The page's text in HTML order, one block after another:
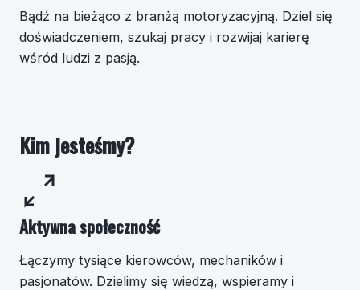
Bądź na bieżąco z branżą motoryzacyjną. Dziel się
doświadczeniem, szukaj pracy i rozwijaj karierę
wśród ludzi z pasją.
Kim jesteśmy?
Aktywna społeczność
Łączymy tysiące kierowców, mechaników i
pasjonatów. Dzielimy się wiedzą, wspieramy i